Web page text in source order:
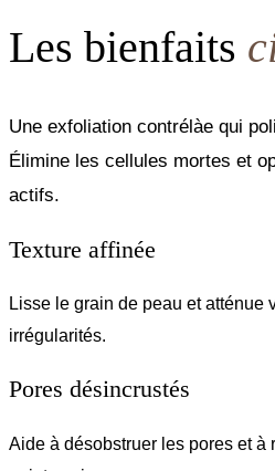
Les bienfaits
Une exfoliation contrélàe qui
Élimine les cellules mortes et
actifs.
Texture affinée
Lisse le grain de peau et atténue
irrégularités.
Pores désincrustés
Aide à désobstruer les pores et à